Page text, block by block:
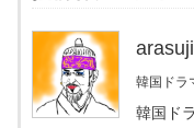
韓国ドラ
韓国ド